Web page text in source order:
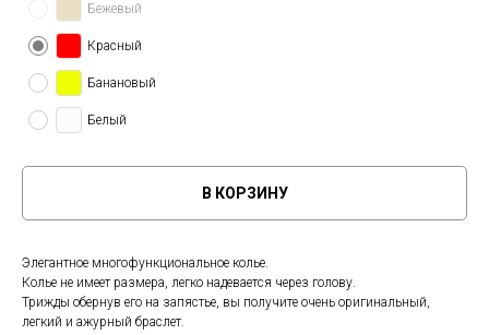
Бежевый
Красный
Банановый
Белый
В КОРЗИНУ
Элегантное многофункциональное колье.
Колье не имеет размера, легко надевается через голову.
Трижды обернув его на запястье, вы получите очень оригинальный,
легкий и ажурный браслет.